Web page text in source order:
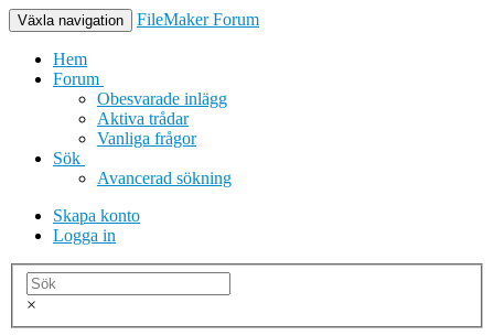
Växla navigation FileMaker Forum
Hem
Forum
Obesvarade inlägg
Aktiva trådar
Vanliga frågor
Sök
Avancerad sökning
Skapa konto
Logga in
×